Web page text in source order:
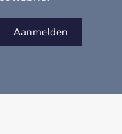
Aanmelden